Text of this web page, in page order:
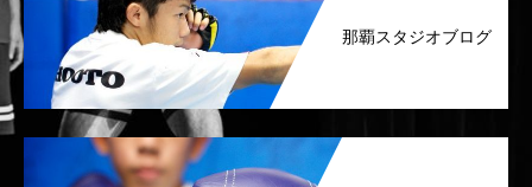
那覇スタジオブログ